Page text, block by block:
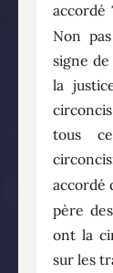
accordé
Non
signe
la
tous
accordé
père
ont la
sur les